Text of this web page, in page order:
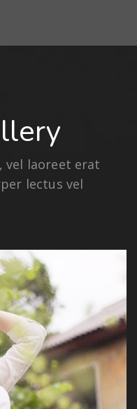
vel laoreet erat
lectus vel